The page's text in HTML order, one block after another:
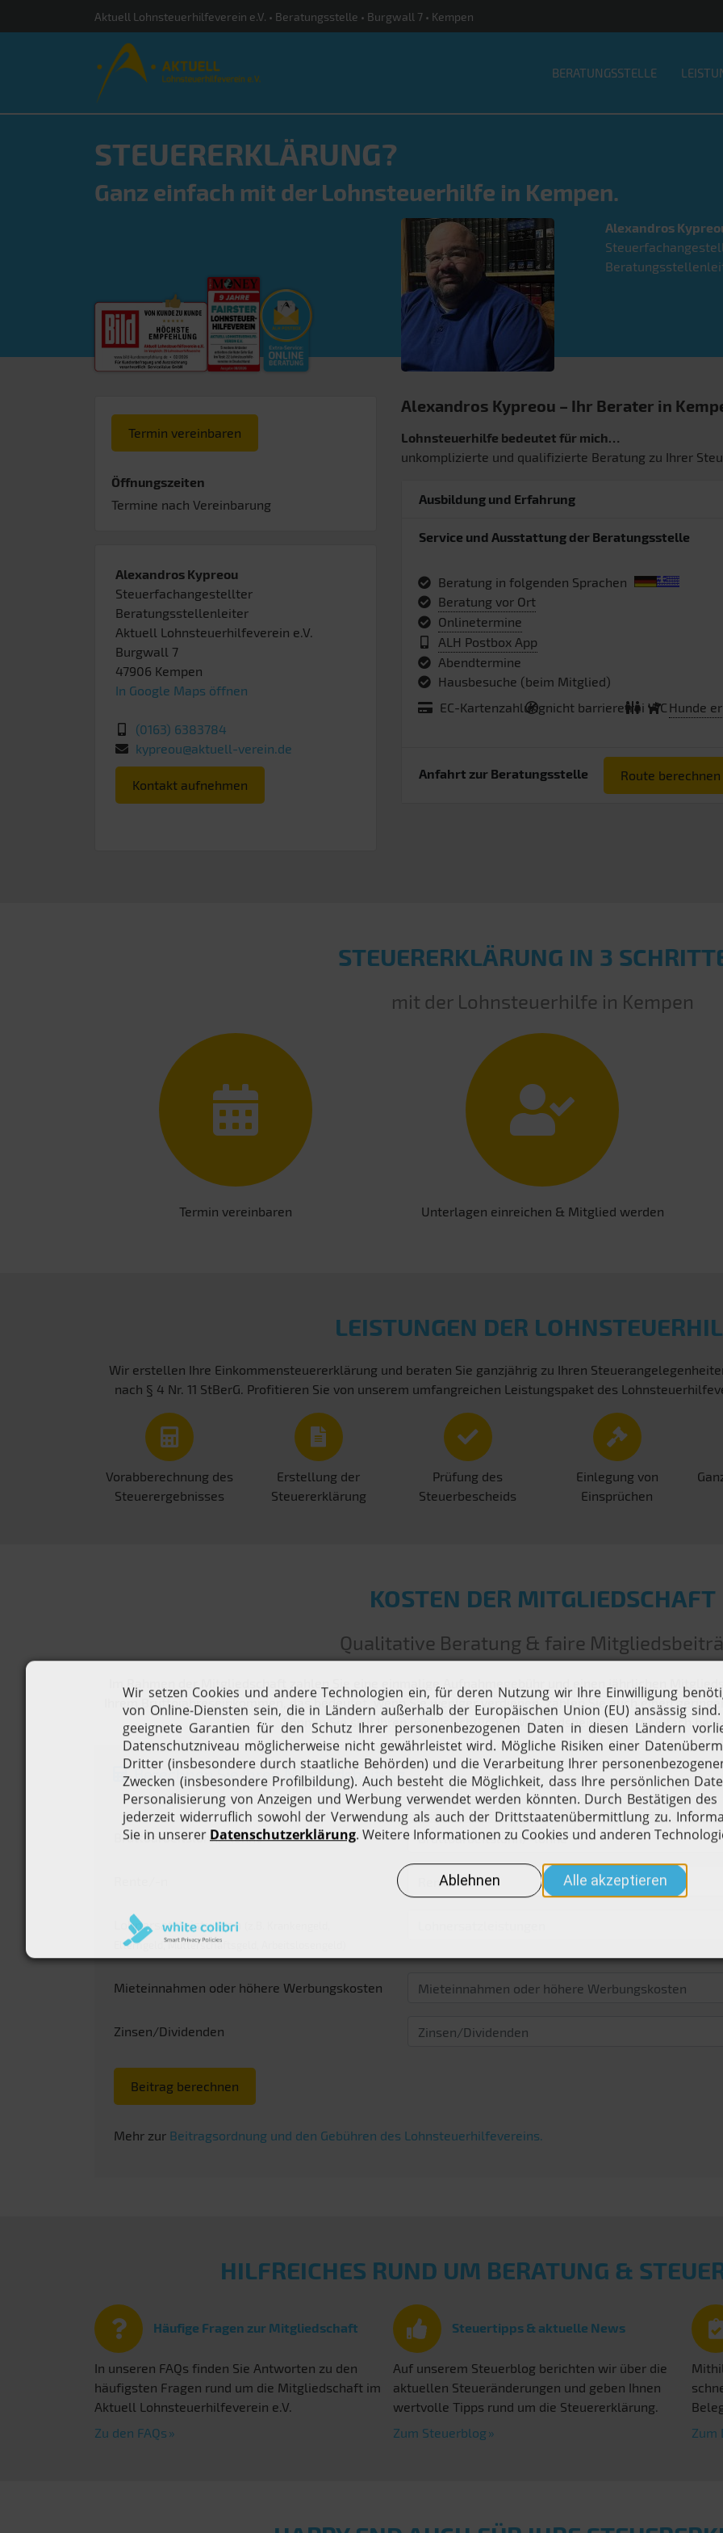
Aktuell Lohnsteuerhilfeverein e.V. • Beratungsstelle • Burgwall 7 • Kempen
BERATUNGSSTELLE
STEUERERKLÄRUNG?
Ganz einfach mit der Lohnsteuerhilfe in Kempen.
Alexandros
Termin vereinbaren
Öffnungszeiten
Termine nach Vereinbarung
Alexandros Kypreou
Steuerfachangestellter
Beratungsstellenleiter
Aktuell Lohnsteuerhilfeverein e.V.
Burgwall 7
47906 Kempen
In Google Maps öffnen
(0163) 6383784
kypreou@aktuell-verein.de
Kontakt aufnehmen
Alexandros Kypreou – Ihr Berater in
Lohnsteuerhilfe bedeutet für mich…
unkomplizierte und qualifizierte Beratung zu Ihrer
Ausbildung und Erfahrung
Service und Ausstattung der Beratungsstelle
Beratung in folgenden Sprachen
Beratung vor Ort
Onlinetermine
ALH Postbox App
Abendtermine
Hausbesuche (beim Mitglied)
EC-Kartenzahlungnicht barrierefrei WC Hunde
Anfahrt zur Beratungsstelle Route berechnen
STEUERERKLÄRUNG IN 3
mit der Lohnsteuerhilfe in Kempen
Termin vereinbaren Unterlagen einreichen & Mitglied werden
LEISTUNGEN DER
Wir erstellen Ihre Einkommensteuererklärung und beraten Sie ganzjährig zu Ihren
nach § 4 Nr. 11 StBerG. Profitieren Sie von unserem umfangreichen Leistungspaket des
Vorabberechnung des
Steuerergebnisses
Erstellung der
Steuererklärung
Prüfung des
Steuerbescheids
Einlegung von
Einsprüchen
KOSTEN DER MITGLIEDSCHAFT
Qualitative Beratung & faire
Im Rahmen der Mitgliedschaft zahlen Sie eine einmalige Aufnahmegebühr und einen jährlichen
Ihrem Bruttojahreseinkommen, das bedeutet, wenn Sie weniger verdienen, zahlen Sie auch einen
können Sie sich Ihren voraussichtlichen Mitgliedsbeitrag ganz einfach
Berechnen Sie Ihren Mitgliedsbeitrag
Jahreswerte in €
Bruttoarbeitslohn/-löhne
Lohnersatzleistungen
Elterngeld, Mutterschaftsgeld, Arbeitslosengeld)
Mieteinnahmen oder höhere Werbungskosten
Zinsen/Dividenden
Beitrag berechnen
Mehr zur Beitragsordnung und den Gebühren des Lohnsteuerhilfevereins.
HILFREICHES RUND UM BERATUNG &
Häufige Fragen zur Mitgliedschaft
In unseren FAQs finden Sie Antworten zu den
häufigsten Fragen rund um die Mitgliedschaft im
Aktuell Lohnsteuerhilfeverein e.V.
Zu den FAQs
Steuertipps & aktuelle News
Auf unserem Steuerblog berichten wir über die
aktuellen Steueränderungen und geben Ihnen
wertvolle Tipps rund um die Steuererklärung.
Zum Steuerblog
Zum